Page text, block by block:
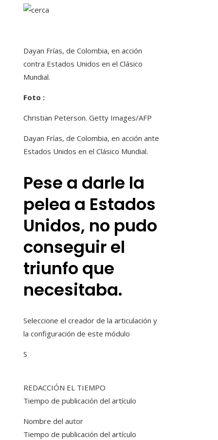
Dayan Frías, de Colombia, en acción
contra Estados Unidos en el Clásico
Mundial.
Foto :
Christian Peterson. Getty Images/AFP
Dayan Frías, de Colombia, en acción ante
Estados Unidos en el Clásico Mundial.
Pese a darle la
pelea a Estados
Unidos, no pudo
conseguir el
triunfo que
necesitaba.
Seleccione el creador de la articulación y
la configuración de este módulo
S
REDACCIÓN EL TIEMPO
Tiempo de publicación del artículo
Nombre del autor
Tiempo de publicación del artículo